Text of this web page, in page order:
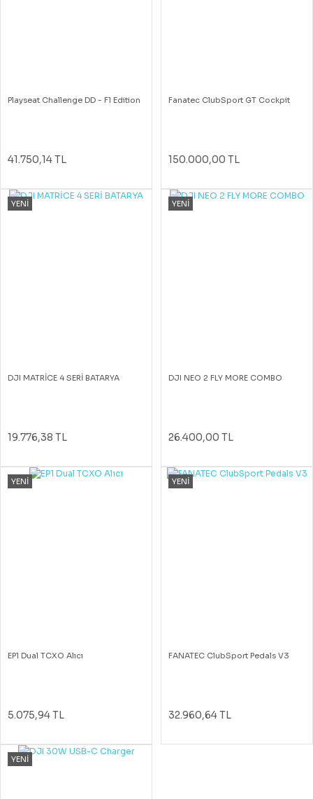
Playseat Challenge DD - F1 Edition
41.750,14 TL
Fanatec ClubSport GT Cockpit
150.000,00 TL
YENİ
DJI MATRİCE 4 SERİ BATARYA
19.776,38 TL
YENİ
DJI NEO 2 FLY MORE COMBO
26.400,00 TL
YENİ
EP1 Dual TCXO Alıcı
5.075,94 TL
YENİ
FANATEC ClubSport Pedals V3
32.960,64 TL
YENİ